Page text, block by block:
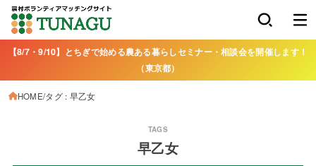
【8/7・9/10】とちぎで始める農ある暮らしセミナー・相談会を開催します！
（東京都）
HOME タグ : 早乙女
早乙女